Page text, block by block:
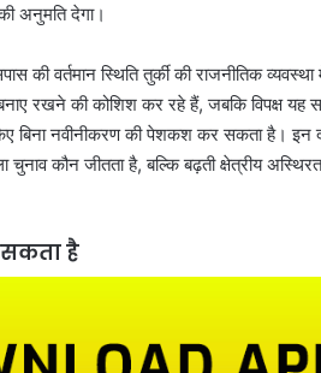
अनुमति देगा।
वर्तमान स्थिति तुर्की की राजनीतिक
रखने की कोशिश कर रहे हैं, जबकि विपक्ष यह
बिना नवीनीकरण की पेशकश कर सकता है। इन
कौन जीतता है, बल्कि बढ़ती क्षेत्रीय
सकता है